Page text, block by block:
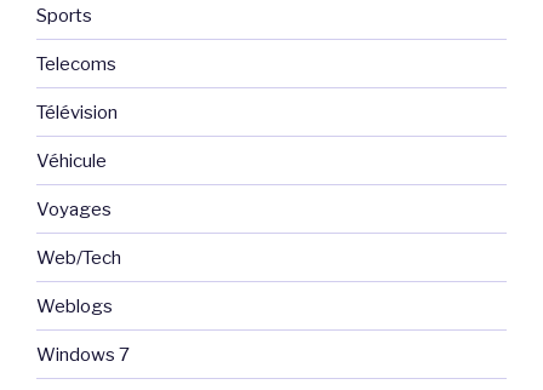
Sports
Telecoms
Télévision
Véhicule
Voyages
Web/Tech
Weblogs
Windows 7